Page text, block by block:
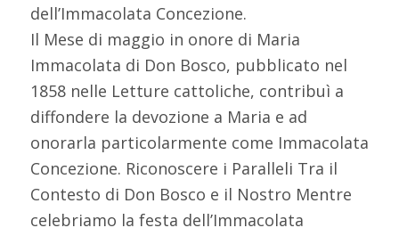
dell’Immacolata Concezione.
Il Mese di maggio in onore di Maria
Immacolata di Don Bosco, pubblicato nel
1858 nelle Letture cattoliche, contribuì a
diffondere la devozione a Maria e ad
onorarla particolarmente come Immacolata
Concezione. Riconoscere i Paralleli Tra il
Contesto di Don Bosco e il Nostro Mentre
celebriamo la festa dell’Immacolata